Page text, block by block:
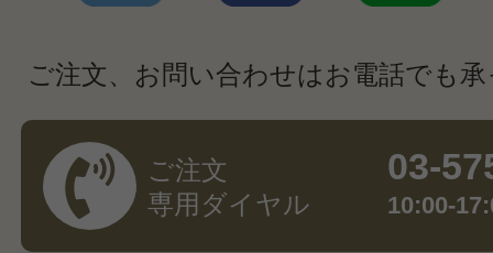
ご注文、お問い合わせはお電話でも
ご注文
専用ダイヤル
03-
10:00-